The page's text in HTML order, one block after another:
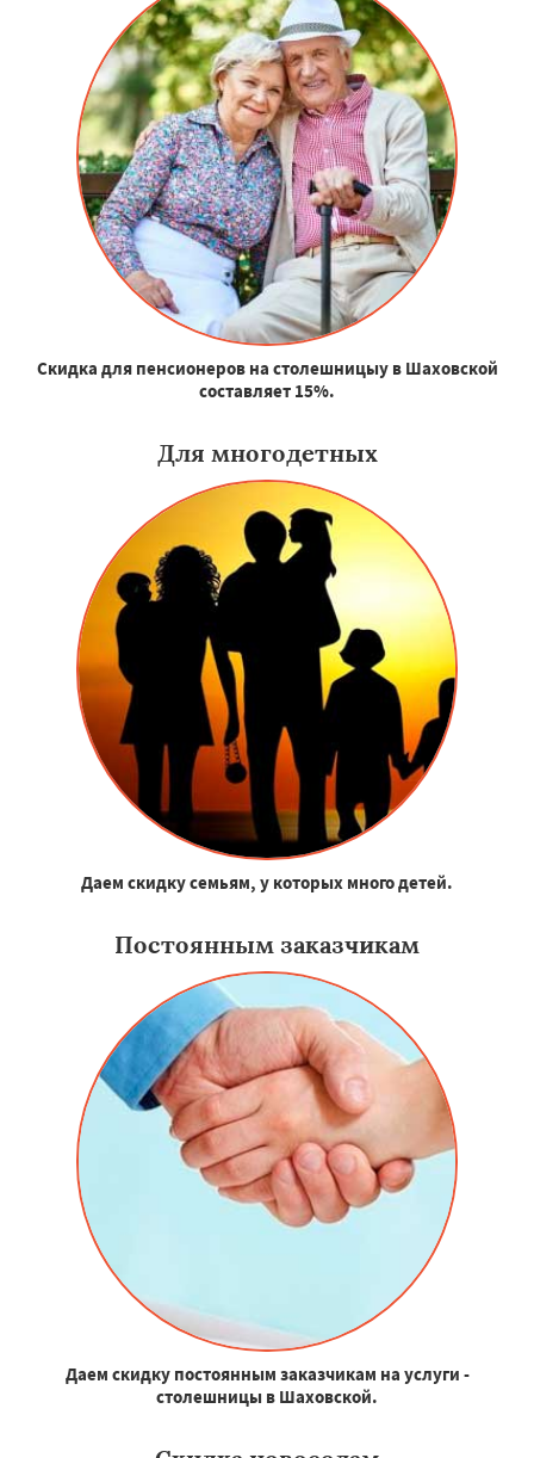
Скидка для пенсионеров на столешницыу в Шаховской
составляет 15%.
Для многодетных
Даем скидку семьям, у которых много детей.
Постоянным заказчикам
Даем скидку постоянным заказчикам на услуги -
столешницы в Шаховской.